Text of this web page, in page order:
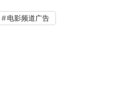
电影频道广告